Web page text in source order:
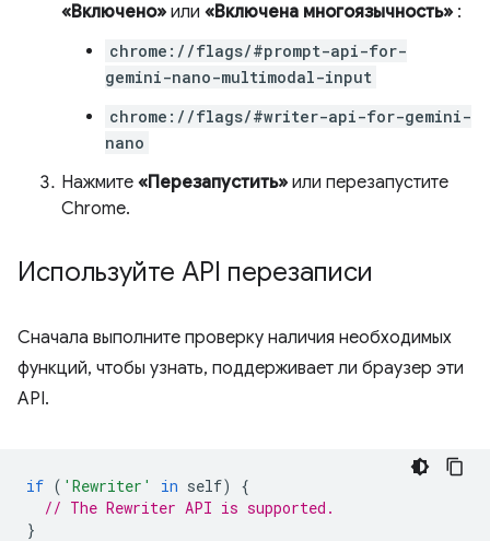
«Включено» или «Включена многоязычность» :
chrome://flags/#prompt-api-for-
gemini-nano-multimodal-input
chrome://flags/#writer-api-for-gemini-
nano
Нажмите «Перезапустить» или перезапустите
Chrome.
Используйте API перезаписи
Сначала выполните проверку наличия необходимых
функций, чтобы узнать, поддерживает ли браузер эти
API.
if ( 'Rewriter' in self)
{
// The Rewriter API is supported.
}